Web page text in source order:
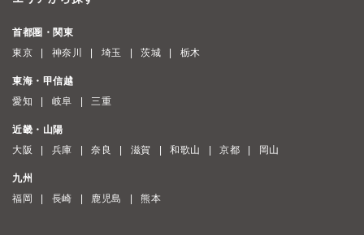
首都圏・関東
東京
神奈川 埼玉 茨城 栃木
東海・甲信越
愛知
岐阜 三重
近畿・山陽
大阪
兵庫 奈良 滋賀 和歌山 京都 岡山
九州
福岡
長崎 鹿児島 熊本